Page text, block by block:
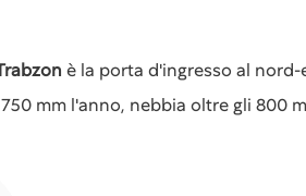
è la porta d'ingresso al
mm l'anno, nebbia oltre gli 800